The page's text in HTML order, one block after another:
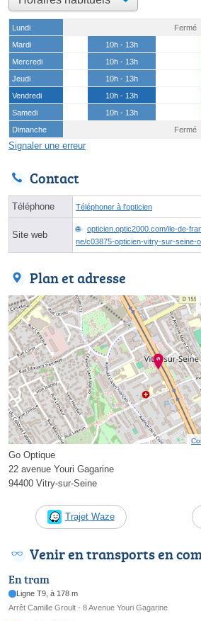
Lundi
Fermé
Mardi
10h - 13h
Mercredi
10h - 13h
Jeudi
10h - 13h
Vendredi
10h - 13h
Samedi
10h - 13h
Dimanche
Fermé
Signaler une erreur
Contact
Téléphone Téléphoner à l'opticien
Site web
opticien.optic2000.com/ile-de-
ne/c03875-opticien-vitry-sur-seine-
Plan et adresse
Go Optique
22 avenue Youri Gagarine
94400 Vitry-sur-Seine
Trajet Waze
Venir en transports en
En tram
Ligne T9, à 178 m
Arrêt Camille Groult - 8 Avenue Youri Gagarine